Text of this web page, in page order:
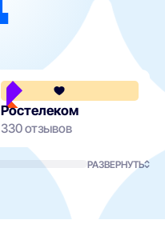
3.7
Ростелеком
330 отзывов
РАЗВЕРНУТЬ